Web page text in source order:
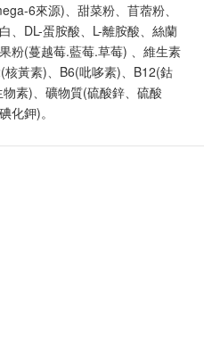
6來源)、甜菜粉、苜蓿粉、
、DL-蛋胺酸、L-離胺酸、絲蘭
粉(蔓越莓.藍莓.草莓) 、維生素
黃素)、B6(吡哆素)、B12(鈷
素)、礦物質(硫酸鋅、硫酸
化鉀)。